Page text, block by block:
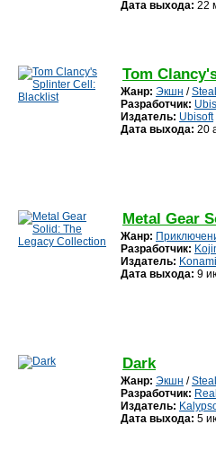
Дата выхода: 22
Tom
Жанр: Экшн /
Разработчик:
Издатель: Ubisoft
Дата выхода: 20
Metal Gear
Жанр:
Разработчик:
Издатель: Konami
Дата выхода: 9
Dark
Жанр: Экшн /
Разработчик:
Издатель:
Дата выхода: 5